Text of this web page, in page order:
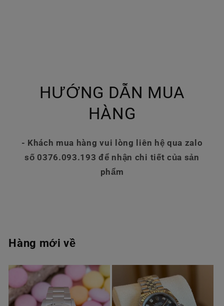
HƯỚNG DẪN MUA
HÀNG
- Khách mua hàng vui lòng liên hệ qua zalo
số 0376.093.193 để nhận chi tiết của sản
phẩm
Hàng mới về